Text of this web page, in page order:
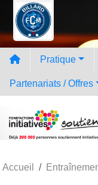
Pratique
Partenariats / Offres
Accueil
Panneau de gestion